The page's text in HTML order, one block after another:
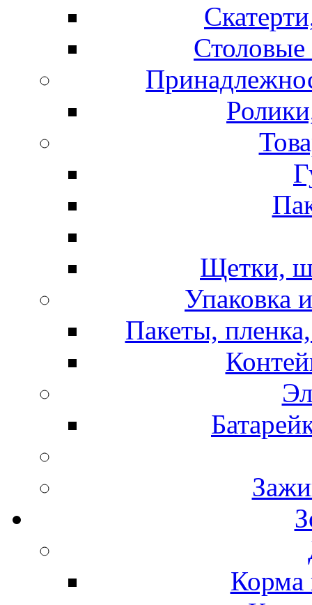
Щетки,
Упаковка
Пакеты,
Корма